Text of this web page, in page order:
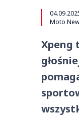
Moto
Xpeng